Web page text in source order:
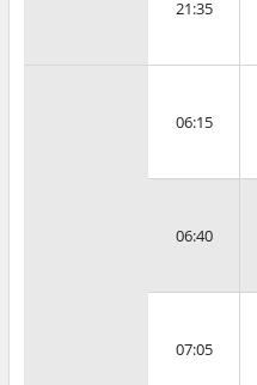
21:35
06:15
06:40
07:05